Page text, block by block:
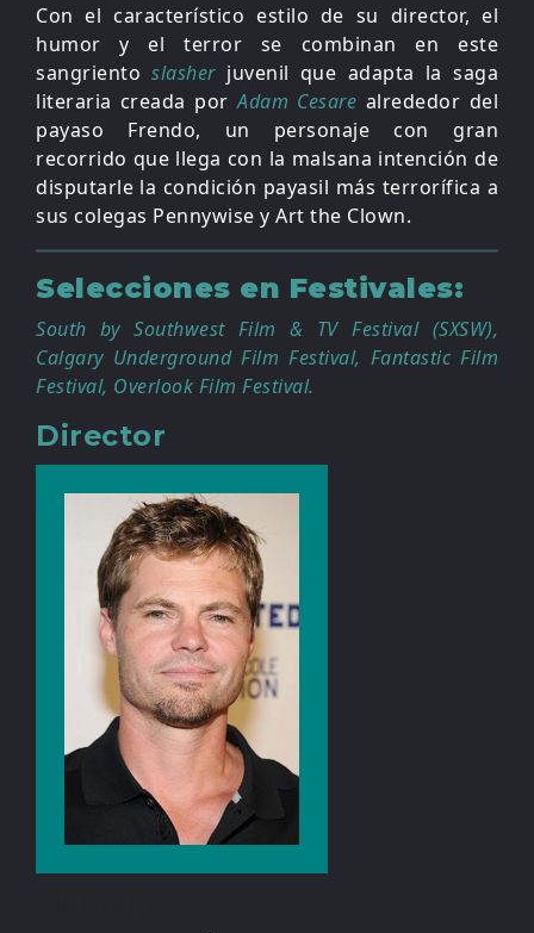
Con el característico estilo de su director, el
humor y el terror se combinan en este
sangrientoslasherjuvenil que adapta la saga
literaria creada porAdam Cesare alrededor del
payaso Frendo, un personaje con gran
recorrido que llega con la malsana intención de
disputarle la condición payasil más terrorífica a
sus colegas Pennywise y Art the Clown.
Selecciones en Festivales:
South by Southwest Film & TV Festival (SXSW),
Calgary Underground Film Festival, Fantastic Film
Festival, Overlook Film Festival.
Director